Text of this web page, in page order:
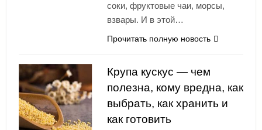
соки, фруктовые чаи, морсы,
взвары. И в этой…
Прочитать полную новость
Крупа кускус — чем
полезна, кому вредна, как
выбрать, как хранить и
как готовить